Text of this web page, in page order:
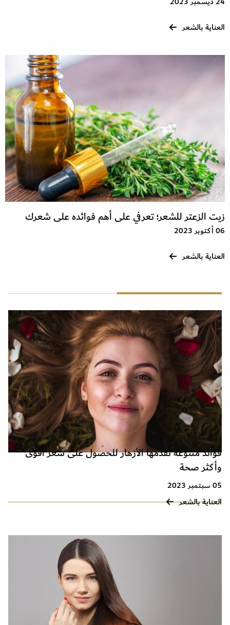
العناية بالشعر
زيت الزعتر للشعر؛ تعرفي على أهم فوائده على شعرك
06 أكتوبر 2023
العناية بالشعر
فوائد متنوعة تقدمها الأزهار للحصول على شعر أقوى
وأكثر صحة
05 سبتمبر 2023
العناية بالشعر